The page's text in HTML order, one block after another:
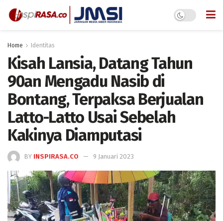
Home Identitas
Kisah Lansia, Datang Tahun
90an Mengadu Nasib di
Bontang, Terpaksa Berjualan
Latto-Latto Usai Sebelah
Kakinya Diamputasi
BY INSPIRASA.CO 9 Januari 2023